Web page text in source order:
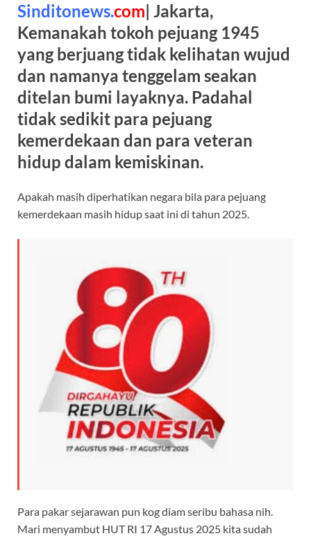
e
b
o
o
k
at
s
A
p
p
e
gr
a
m
ail e
a
ds
Sinditonews.com| Jakarta,
Kemanakah tokoh pejuang 1945
yang berjuang tidak kelihatan wujud
dan namanya tenggelam seakan
ditelan bumi layaknya. Padahal
tidak sedikit para pejuang
kemerdekaan dan para veteran
hidup dalam kemiskinan.
Apakah masih diperhatikan negara bila para pejuang
kemerdekaan masih hidup saat ini di tahun 2025.
Para pakar sejarawan pun kog diam seribu bahasa nih.
Mari menyambut HUT RI 17 Agustus 2025 kita sudah